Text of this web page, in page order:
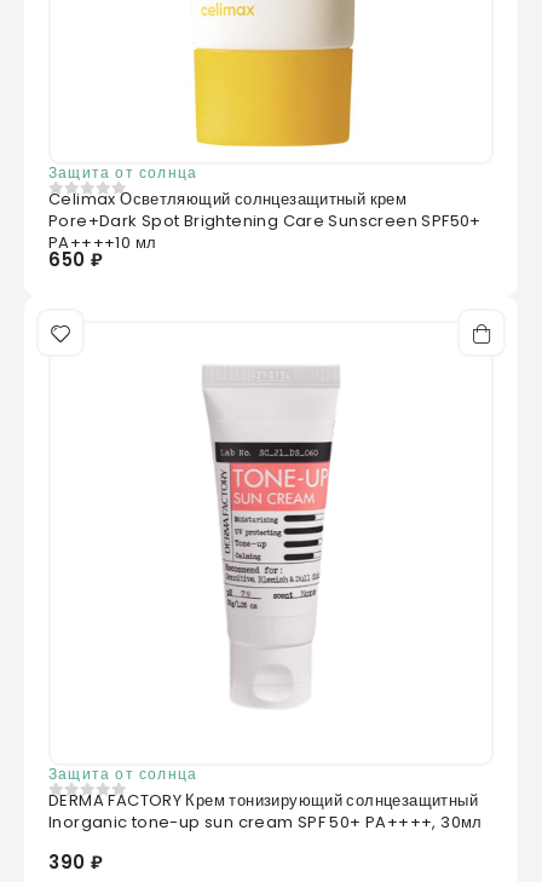
Защита от солнца
0из 5
Celimax Осветляющий солнцезащитный крем
Pore+Dark Spot Brightening Care Sunscreen SPF50+
PA++++10 мл
650 ₽
Защита от солнца
0 из 5
DERMA FACTORY Крем тонизирующий солнцезащитный
Inorganic tone-up sun cream SPF 50+ PA++++, 30мл
390 ₽